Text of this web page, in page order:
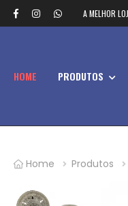
A MELHOR
HOME PRODUTOS
Home Produtos